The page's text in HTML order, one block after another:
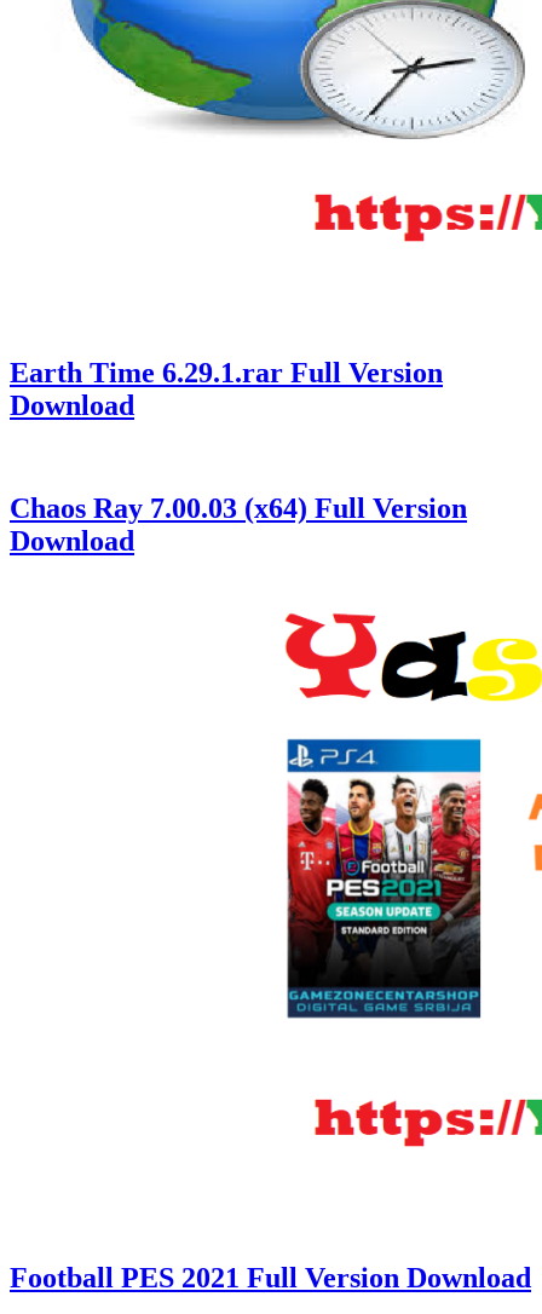
Earth Time 6.29.1.rar Full Version
Download
Chaos Ray 7.00.03 (x64) Full Version
Download
Football PES 2021 Full Version Download